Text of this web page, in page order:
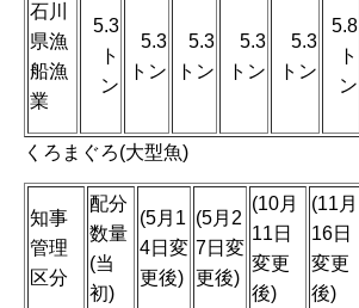
石川
県漁
船漁
業
5.3
ト
ン
5.3
トン
5.3
トン
5.3
トン
5.3
トン
5.8
ト
ン
くろまぐろ(大型魚)
知事
管理
区分
配分
数量
(当
初)
(5月1
4日変
更後)
(5月2
7日変
更後)
(10月
11日
変更
後)
(11月
16日
変更
後)